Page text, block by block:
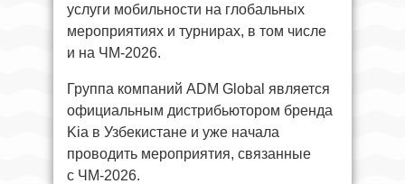
услуги мобильности на глобальных
мероприятиях и турнирах, в том числе
и на ЧМ-2026.
Группа компаний ADM Global является
официальным дистрибьютором бренда
Kia в Узбекистане и уже начала
проводить мероприятия, связанные
с ЧМ-2026.